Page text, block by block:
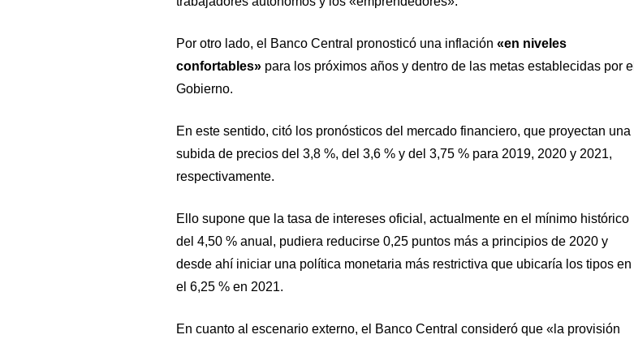
Por otro lado, el Banco Central pronosticó una inflación «en niveles
confortables»para los próximos años y dentro de las metas establecidas por el
Gobierno.
En este sentido, citó los pronósticos del mercado financiero, que proyectan una
subida de precios del 3,8 %, del 3,6 % y del 3,75 % para 2019, 2020 y 2021,
respectivamente.
Ello supone que la tasa de intereses oficial, actualmente en el mínimo histórico
del 4,50 % anual, pudiera reducirse 0,25 puntos más a principios de 2020 y
desde ahí iniciar una política monetaria más restrictiva que ubicaría los tipos en
el 6,25 % en 2021.
En cuanto al escenario externo, el Banco Central consideró que «la provisión